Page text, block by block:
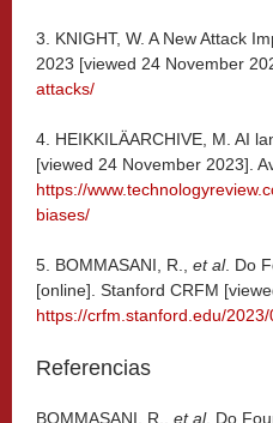
3. KNIGHT, W. A New Attack
2023 [viewed 24 November
attacks/
4. HEIKKILÄARCHIVE, M. AI
[viewed 24 November 2023].
https://
biases/
5. BOMMASANI, R., et al. Do
[online]. Stanford CRFM
https://crfm.stanford.edu/
Referencias
BOMMASANI, R., et al. Do